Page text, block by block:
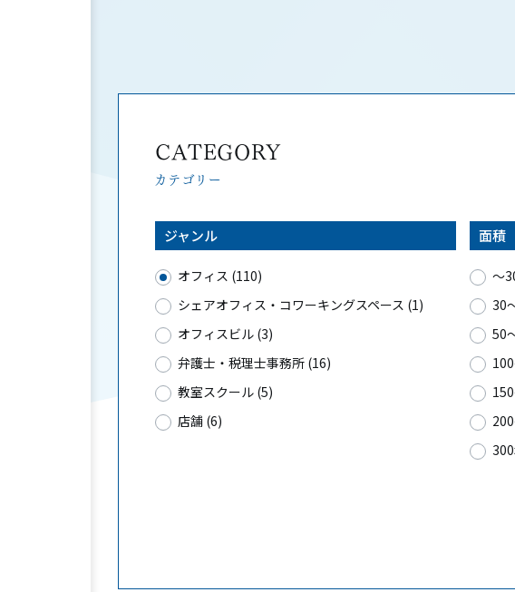
CATEGORY
カテゴリー
ジャンル
オフィス (110)
シェアオフィス・コワーキングスペース (1)
オフィスビル (3)
弁護士・税理士事務所 (16)
教室スクール (5)
店舗 (6)
面積
〜
30
50